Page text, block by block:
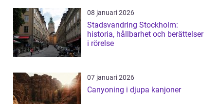
08 januari 2026
Stadsvandring Stockholm:
historia, hållbarhet och berättelser
i rörelse
07 januari 2026
Canyoning i djupa kanjoner